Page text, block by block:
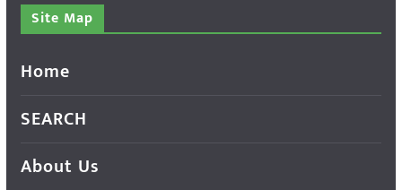
Site Map
Home
SEARCH
About Us